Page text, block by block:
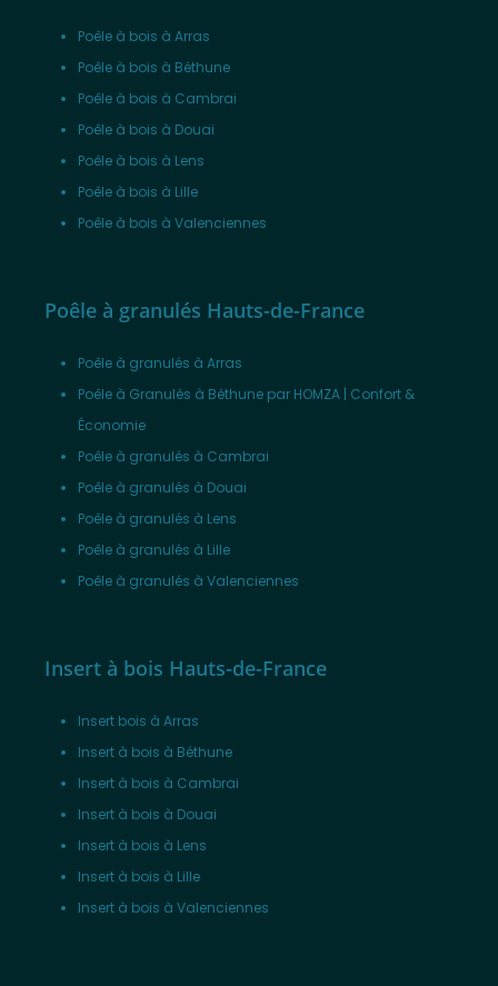
Poêle à bois à Arras
Poêle à bois à Béthune
Poêle à bois à Cambrai
Poêle à bois à Douai
Poêle à bois à Lens
Poêle à bois à Lille
Poêle à bois à Valenciennes
Poêle à granulés Hauts-de-France
Poêle à granulés à Arras
Poêle à Granulés à Béthune par HOMZA | Confort &
Économie
Poêle à granulés à Cambrai
Poêle à granulés à Douai
Poêle à granulés à Lens
Poêle à granulés à Lille
Poêle à granulés à Valenciennes
Insert à bois Hauts-de-France
Insert bois à Arras
Insert à bois à Béthune
Insert à bois à Cambrai
Insert à bois à Douai
Insert à bois à Lens
Insert à bois à Lille
Insert à bois à Valenciennes